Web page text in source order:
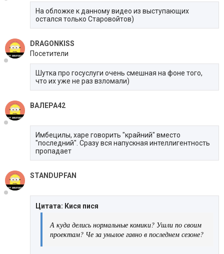
На обложке к данному видео из выступающих
остался только Старовойтов)
DRAGONKISS
Посетители
Шутка про госуслуги очень смешная на фоне того,
что их уже не раз взломали)
ВАЛЕРА42
Имбецилы, харе говорить "крайний" вместо
"последний". Сразу вся напускная интеллигентность
пропадает
STANDUPFAN
Цитата: Кися пися
А куда делись нормальные комики? Ушли по своим
проектам? Че за унылое гавно в последнем сезоне?